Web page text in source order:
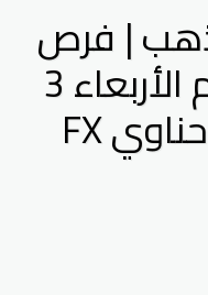
| فرص
تداول قوية اليوم الأربعاء 3